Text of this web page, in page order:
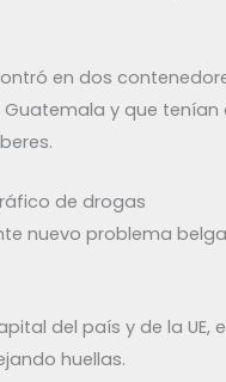
en dos
y que
de drogas
nuevo problema
del país y de la UE,
huellas.